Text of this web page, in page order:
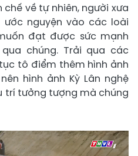
về tự nhiên, người xưa
nguyện vào các loài
đạt được sức mạnh
chúng. Trải qua các
tô điểm thêm hình ảnh
hình ảnh Kỳ Lân nghệ
trí tưởng tượng mà chúng